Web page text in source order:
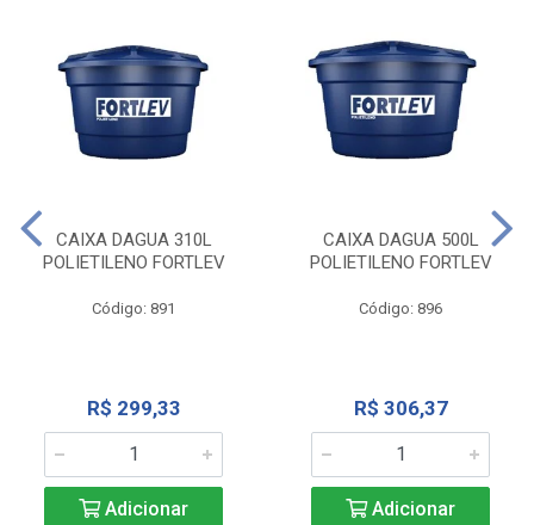
CAIXA DAGUA 310L
POLIETILENO FORTLEV
Código: 891
R$ 299,33
Adicionar
CAIXA DAGUA 500L
POLIETILENO FORTLEV
Código: 896
R$ 306,37
Adicionar